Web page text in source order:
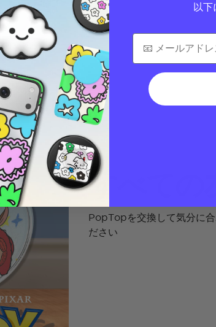
すべての
PopTopを交換して気分に
ださい
以